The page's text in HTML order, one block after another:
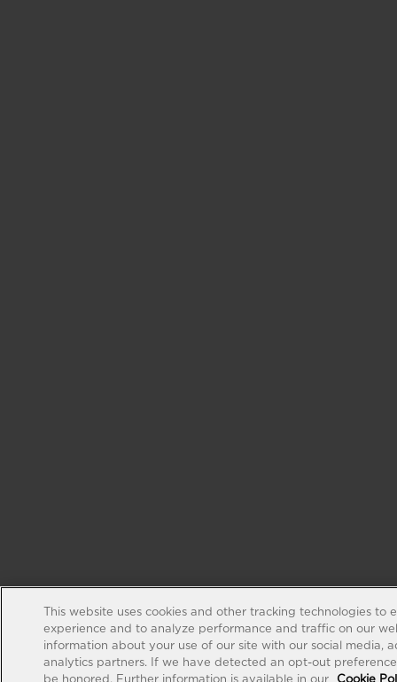
This website uses cookies and other tracking technologies to
experience and to analyze performance and traffic on our
information about your use of our site with our social media,
analytics partners. If we have detected an opt-out